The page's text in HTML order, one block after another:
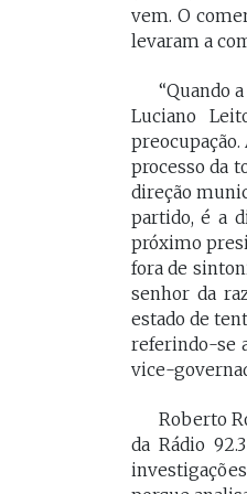
vem. O
levaram a
“Quando
Luciano
processo da
direção
partido, é a
próximo
fora de
senhor da
estado de
referindo-se
vice-
Roberto
da Rádio
porque nós
mais
FELIPE CAMARÃO
Procurador federal de
carreira e professor da
UFMA, foi presidente do
Procon/MA e atuou
secretários da Segep,
Secma, Segov e Seduc. É
vice-governador do
Maranhão desde 2023.